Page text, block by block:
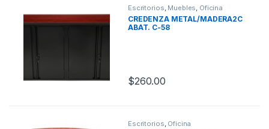
Escritorios, Muebles, Oficina
CREDENZA METAL/MADERA2C
ABAT. C-58
$260.00
Escritorios Oficina